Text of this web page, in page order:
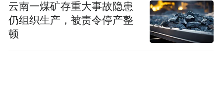
云南一煤矿存重大事故隐患
仍组织生产，被责令停产整
顿